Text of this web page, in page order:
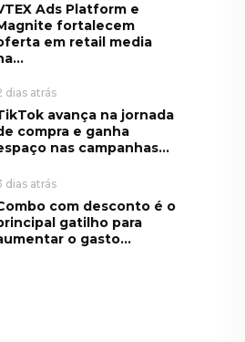
Ads Platform e
fortalecem
em retail media
dias atrás
avança na jornada
compra e ganha
nas campanhas...
dias atrás
com desconto é o
gatilho para
o gasto...